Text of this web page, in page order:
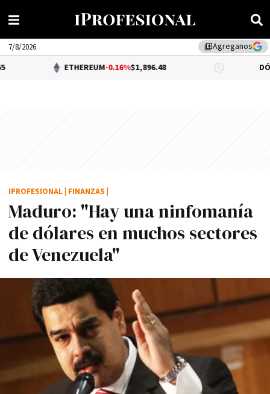
library_addAgreganos
7/8/2026
ETHEREUM-0.16%$1,896.48 DÓLAR BNA
Maduro: "Hay una ninfomaní­a
de dólares en muchos sectores
de Venezuela"
IPROFESIONAL FINANZAS